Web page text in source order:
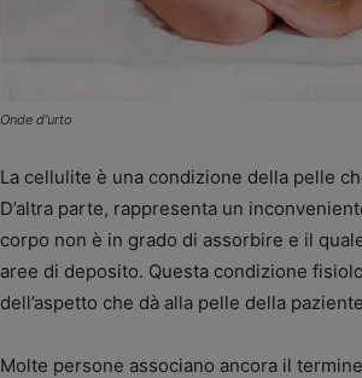
Onde d’urto
La cellulite è una condizione della pelle
D’altra parte, rappresenta un
corpo non è in grado di assorbire e il
aree di deposito. Questa condizione
dell’aspetto che dà alla pelle della
Molte persone associano ancora il